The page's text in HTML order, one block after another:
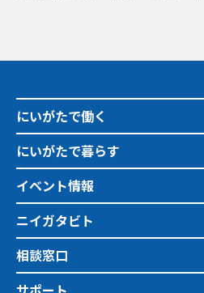
にいがたで働く
にいがたで暮らす
イベント情報
ニイガタビト
相談窓口